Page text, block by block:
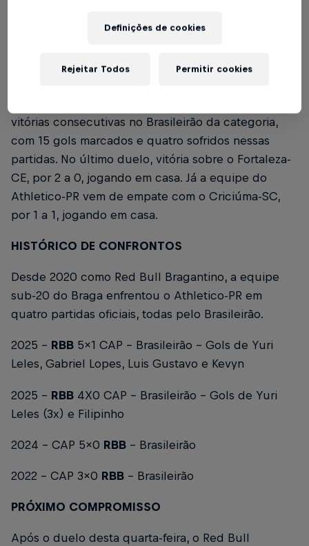
rodada da competição nacional.
vitórias consecutivas no Brasileirão da categoria,
com 15 gols marcados e quatro sofridos nessas
partidas. No último duelo, vitória sobre o Fortaleza-
CE, por 2 a 0, jogando em casa. Já a equipe do
Athletico-PR vem de empate com o Criciúma-SC,
por 1 a 1, jogando em casa.
HISTÓRICO DE CONFRONTOS
Desde 2020 como Red Bull Bragantino, a equipe
sub-20 do Braga enfrentou o Athletico-PR em
quatro partidas oficiais, todas pelo Brasileirão.
2025 – RBB 5x1 CAP – Brasileirão – Gols de Yuri
Leles, Gabriel Lopes, Luis Gustavo e Kevyn
2025 – RBB 4X0 CAP – Brasileirão – Gols de Yuri
Leles (3x) e Filipinho
2024 – CAP 5x0 RBB – Brasileirão
2022 – CAP 3x0 RBB – Brasileirão
PRÓXIMO COMPROMISSO
Após o duelo desta quarta-feira, o Red Bull
Definições de cookies
Rejeitar Todos Permitir cookies